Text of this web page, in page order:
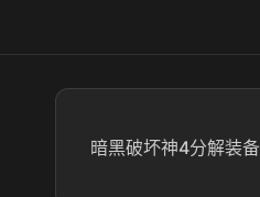
暗黑破坏神4分解装